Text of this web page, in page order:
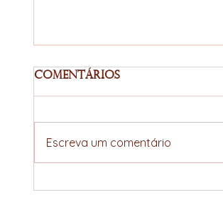
Comentários
Escreva um comentário